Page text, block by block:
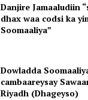
Danjire Jamaaludiin
dhax waa codsi ka
Soomaaliya”
Dowladda
cambaareysay
Riyadh (Dhageyso)